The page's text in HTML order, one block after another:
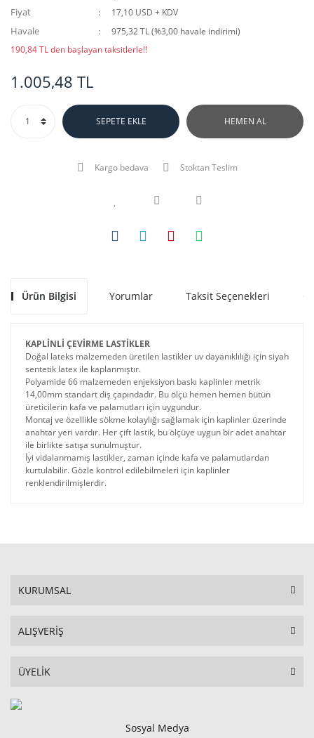
Fiyat 17,10 USD + KDV
Havale
975,32 TL (%3,00 havale indirimi)
190,84 TL den başlayan taksitlerle!!
1.005,48 TL
SEPETE EKLE HEMEN AL
Kargo bedava Stoktan Teslim
Ürün Bilgisi Yorumlar Taksit Seçenekleri
KAPLİNLİ ÇEVİRME LASTİKLER
Doğal lateks malzemeden üretilen lastikler uv dayanıklılığı için siyah
sentetik latex ile kaplanmıştır.
Polyamide 66 malzemeden enjeksiyon baskı kaplinler metrik
14,00mm standart diş çapındadır. Bu ölçü hemen hemen bütün
üreticilerin kafa ve palamutları için uygundur.
Montaj ve özellikle sökme kolaylığı sağlamak için kaplinler üzerinde
anahtar yeri vardır. Her çift lastik, bu ölçüye uygun bir adet anahtar
ile birlikte satışa sunulmuştur.
İyi vidalanmamış lastikler, zaman içinde kafa ve palamutlardan
kurtulabilir. Gözle kontrol edilebilmeleri için kaplinler
renklendirilmişlerdir.
KURUMSAL
ALIŞVERİŞ
ÜYELİK
Sosyal Medya